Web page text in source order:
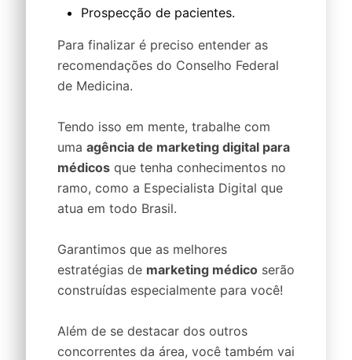
Prospecção de pacientes.
Para finalizar é preciso entender as
recomendações do Conselho Federal
de Medicina.
Tendo isso em mente, trabalhe com
uma agência de marketing digital para
médicos que tenha conhecimentos no
ramo, como a Especialista Digital que
atua em todo Brasil.
Garantimos que as melhores
estratégias de marketing médico serão
construídas especialmente para você!
Além de se destacar dos outros
concorrentes da área, você também vai